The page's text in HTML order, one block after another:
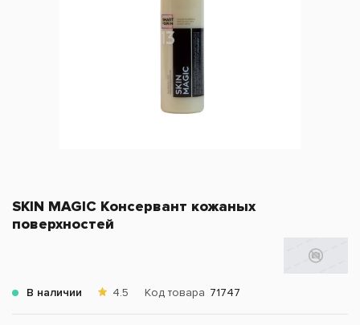
SKIN MAGIC Консервант кожаных
поверхностей
В наличии 4.5 Код товара 71747